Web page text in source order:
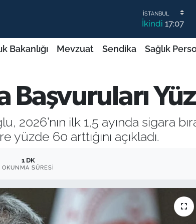
İkindi 17:07
Bakanlığı Mevzuat Sendika Sağlık
Başvuruları
2026’nın ilk 1,5 ayında sigara
yüzde 60 arttığını açıkladı.
1 DK
OKUNMA SÜRESI